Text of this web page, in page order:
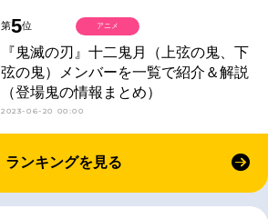
第5位
『鬼滅の刃』十二鬼月（上弦の鬼、下
弦の鬼）メンバーを一覧で紹介＆解説
（登場鬼の情報まとめ）
2023-06-20 00:00
アニメ
ランキングを見る